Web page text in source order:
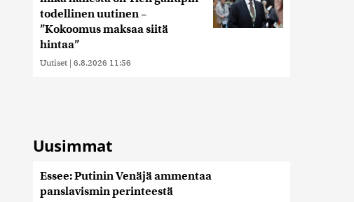
todellinen uutinen –
”Kokoomus maksaa siitä
hintaa”
Uutiset | 6.8.2026 11:56
Uusimmat
Essee: Putinin Venäjä ammentaa
panslavismin perinteestä